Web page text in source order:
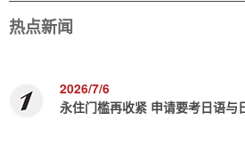
热点新闻
2026/7/6
永住门槛再收紧 申请要考日语与